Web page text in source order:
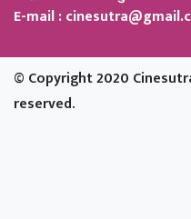
E-mail :
© Copyright 2020
reserved.